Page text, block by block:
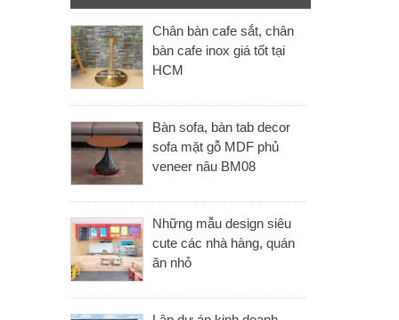
Chân bàn cafe sắt, chân
bàn cafe inox giá tốt tại
HCM
Bàn sofa, bàn tab decor
sofa mặt gỗ MDF phủ
veneer nâu BM08
Những mẫu design siêu
cute các nhà hàng, quán
ăn nhỏ